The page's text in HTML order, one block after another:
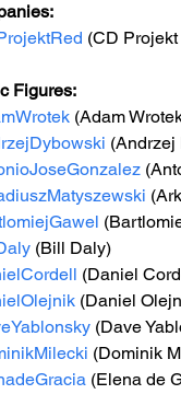
(CD
Figures:
(Adam
(Andrzej
(Bill Daly)
(Daniel
(Daniel
(Dave
(Dominik
(Elena de